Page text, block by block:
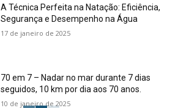
A Técnica Perfeita na Natação: Eficiência,
Segurança e Desempenho na Água
17 de janeiro de 2025
70 em 7 – Nadar no mar durante 7 dias
seguidos, 10 km por dia aos 70 anos.
10 de janeiro de 2025